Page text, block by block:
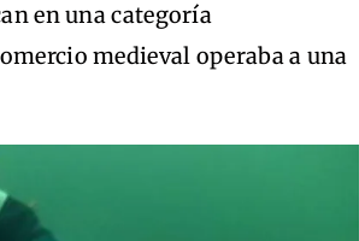
en una categoría
medieval operaba a una